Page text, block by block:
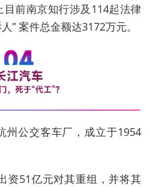
前南京知行涉及114起法律
” 案件总金额达3172万元。
州公交客车厂，成立于1954
资51亿元对其重组，并将其